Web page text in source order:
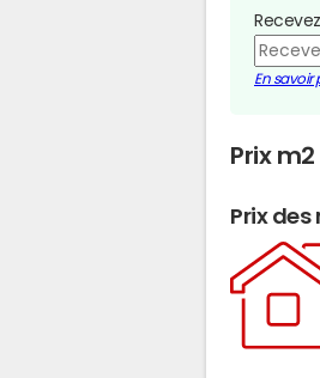
En savoir
Prix
Prix